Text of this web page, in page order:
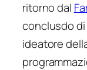
ritorno dal
conclusdo di
ideatore